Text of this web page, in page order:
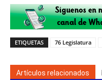
ETIQUETAS 76 Legislatura
Artículos relacionados